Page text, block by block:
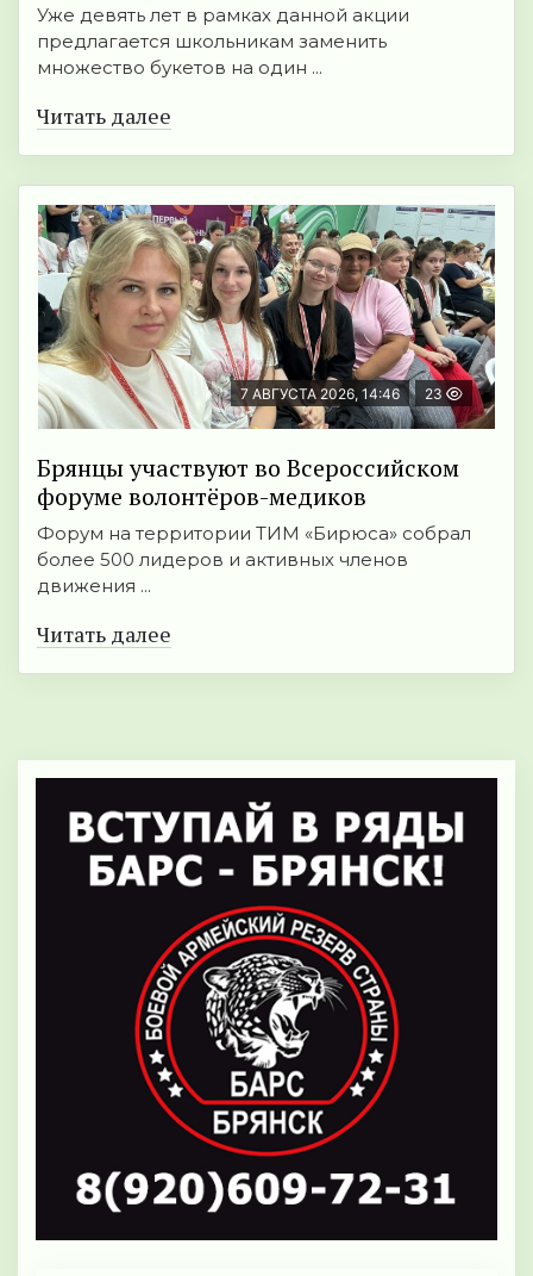
Уже девять лет в рамках данной акции
предлагается школьникам заменить
множество букетов на один ...
Читать далее
7 АВГУСТА 2026, 14:46 23
Брянцы участвуют во Всероссийском
форуме волонтёров-медиков
Форум на территории ТИМ «Бирюса» собрал
более 500 лидеров и активных членов
движения ...
Читать далее